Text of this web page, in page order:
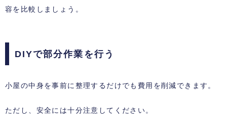
容を比較しましょう。
DIYで部分作業を行う
小屋の中身を事前に整理するだけでも費用を削減できます。
ただし、安全には十分注意してください。